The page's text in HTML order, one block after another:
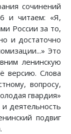
сочинений
и читаем: «Я,
России за то,
и достаточно
Это
ленинскую
версию. Слова
вопросу,
гвардия»
деятельность
подвиг